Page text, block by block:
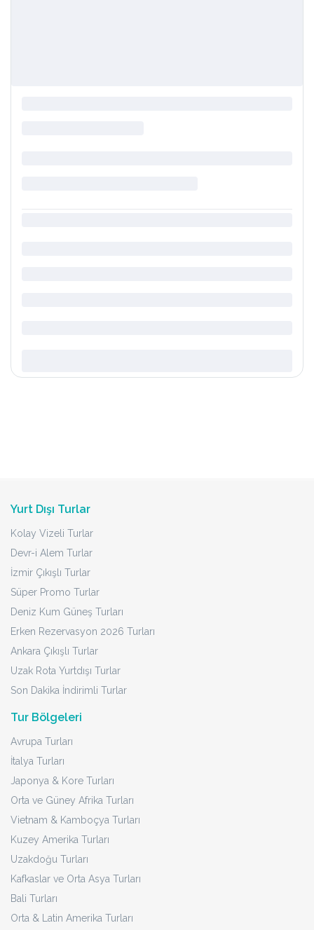
Yurt Dışı Turlar
Kolay Vizeli Turlar
Devr-i Alem Turlar
İzmir Çıkışlı Turlar
Süper Promo Turlar
Deniz Kum Güneş Turları
Erken Rezervasyon 2026 Turları
Ankara Çıkışlı Turlar
Uzak Rota Yurtdışı Turlar
Son Dakika İndirimli Turlar
Tur Bölgeleri
Avrupa Turları
İtalya Turları
Japonya & Kore Turları
Orta ve Güney Afrika Turları
Vietnam & Kamboçya Turları
Kuzey Amerika Turları
Uzakdoğu Turları
Kafkaslar ve Orta Asya Turları
Bali Turları
Orta & Latin Amerika Turları